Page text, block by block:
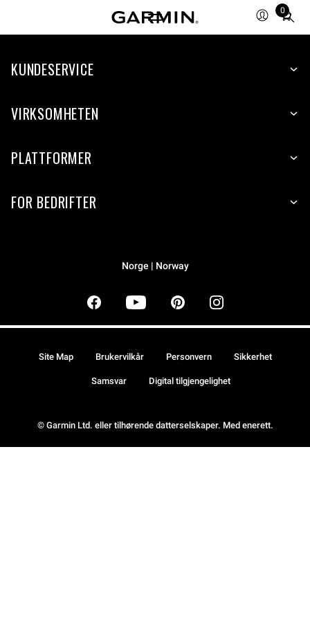
0
Total
items
cart:
KUNDESERVICE
VIRKSOMHETEN
PLATTFORMER
FOR BEDRIFTER
Norge | Norway
© Garmin Ltd. eller tilhørende datterselskaper. Med enerett.
Site Map Brukervilkår Personvern Sikkerhet
Samsvar Digital tilgjengelighet